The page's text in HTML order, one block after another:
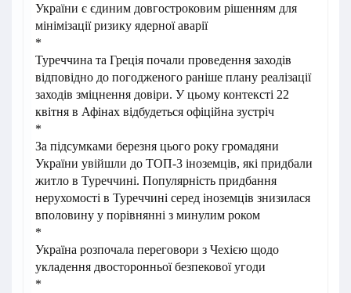
України є єдиним довгостроковим рішенням для
мінімізації ризику ядерної аварії
*
Туреччина та Греція почали проведення заходів
відповідно до погодженого раніше плану реалізації
заходів зміцнення довіри. У цьому контексті 22
квітня в Афінах відбудеться офіційна зустріч
*
За підсумками березня цього року громадяни
України увійшли до ТОП-3 іноземців, які придбали
житло в Туреччині. Популярність придбання
нерухомості в Туреччині серед іноземців знизилася
вполовину у порівнянні з минулим роком
*
Україна розпочала переговори з Чехією щодо
укладення двосторонньої безпекової угоди
*